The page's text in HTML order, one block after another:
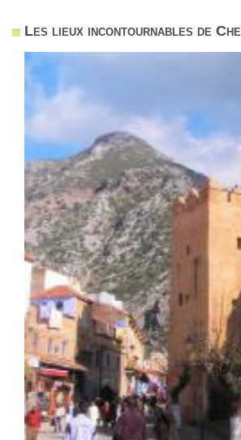
Les lieux incontournables de